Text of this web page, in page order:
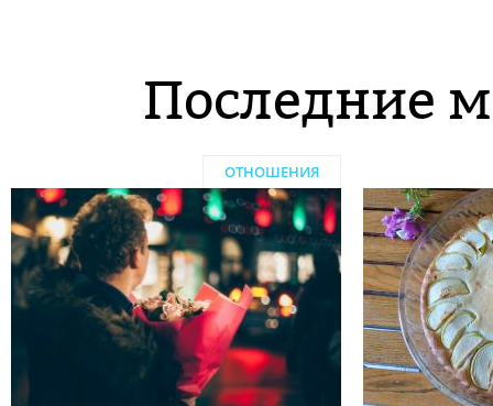
Последние
ОТНОШЕНИЯ